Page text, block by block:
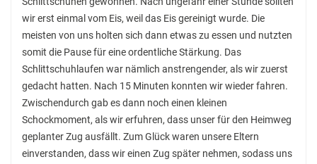
Sprachen- und Leseförderung
Musische Förderung
DFB-Talentförderung
Studieren ab 15
Stipendien für Schüler und Schülerinnen
Studien- und Berufsberatung
wir erst einmal vom Eis, weil das Eis gereinigt wurde. Die
meisten von uns holten sich dann etwas zu essen und nutzten
somit die Pause für eine ordentliche Stärkung. Das
Schlittschuhlaufen war nämlich anstrengender, als wir zuerst
gedacht hatten. Nach 15 Minuten konnten wir wieder fahren.
Zwischendurch gab es dann noch einen kleinen
Schockmoment, als wir erfuhren, dass unser für den Heimweg
geplanter Zug ausfällt. Zum Glück waren unsere Eltern
einverstanden, dass wir einen Zug später nehmen, sodass uns